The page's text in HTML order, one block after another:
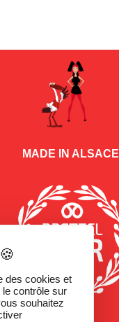
MADE IN ALSACE
des cookies et
contrôle sur
souhaitez